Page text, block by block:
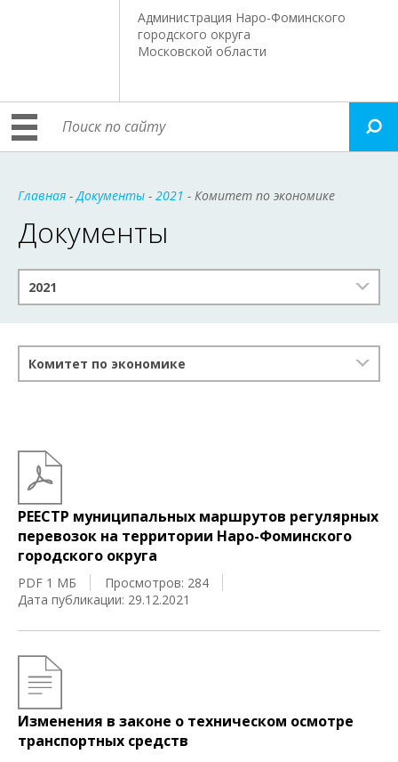
Администрация Наро-Фоминского
городского округа
Московской области
Главная -Документы - 2021 - Комитет по экономике
Документы
2021
Комитет по экономике
РЕЕСТР муниципальных маршрутов регулярных
перевозок на территории Наро-Фоминского
городского округа
PDF 1 МБ
Просмотров: 284
Дата публикации: 29.12.2021
Изменения в законе о техническом осмотре
транспортных средств